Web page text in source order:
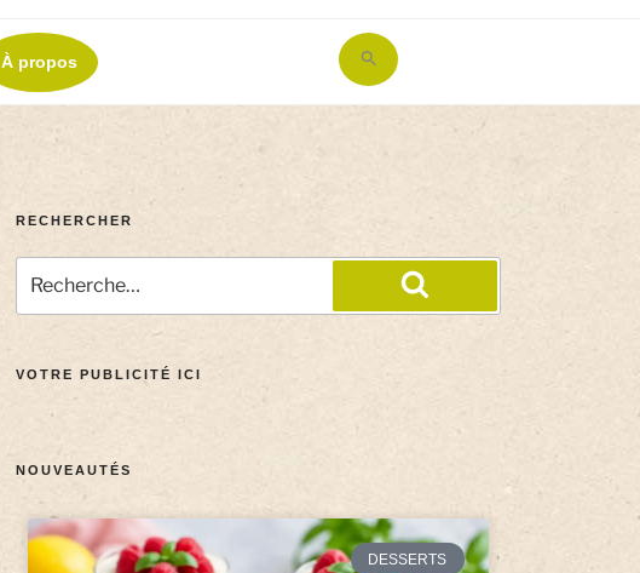
À propos
Search
for:
RECHERCHER
VOTRE PUBLICITÉ ICI
NOUVEAUTÉS
DESSERTS